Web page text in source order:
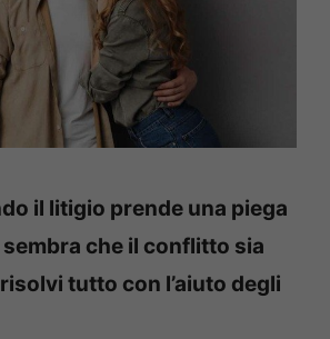
il litigio prende una piega
che il conflitto sia
tutto con l’aiuto degli